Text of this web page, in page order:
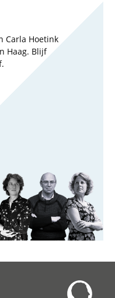
Carla Hoetink
Haag. Blijf